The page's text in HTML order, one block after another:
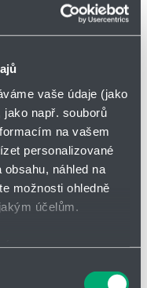
vaše údaje (jako
např. souborů
na vašem
personalizované
náhled na
možnosti ohledně
účelům.
metrů
koncovka –
montáž
přizpůsobit zákazníkovi
připojovací
vnitřní / vnější
s odlehčovacími